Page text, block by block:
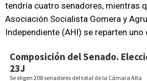
tendría cuatro senadores, mientras
Asociación Socialista Gomera y
Independiente (AHI) se reparten uno